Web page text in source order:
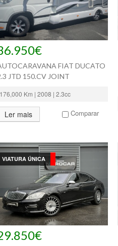
FIAT DUCATO
JTD 150.CV JOINT
176,000 Km | 2008 | 2.3cc
Ler mais Comparar
VIATURA ÚNICA